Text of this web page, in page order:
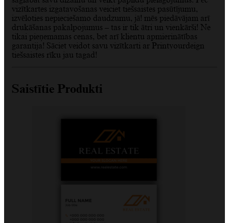
vizītkartes izgatavošanas veiciet tiešsaistes pasūtījumu,
izvēloties nepieciešamo daudzumu, jā! mēs piedāvājam arī
drukāšanas pakalpojumus – tas ir tik ātri un vienkārši! Ne
tikai pieņemamas cenas, bet arī klientu apmierinātības
garantija! Sāciet veidot savu vizītkarti ar Printyourdeign
tiešsaistes rīku jau tagad!
Saistītie Produkti